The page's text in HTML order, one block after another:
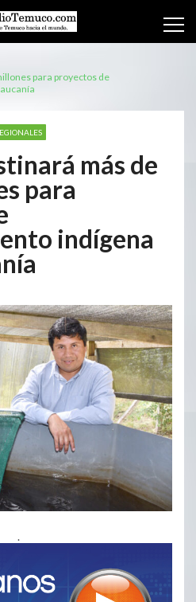
para proyectos de
más de
para
indígena
.